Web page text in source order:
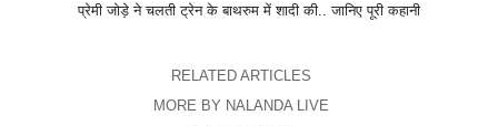
प्रेमी जोड़े ने चलती ट्रेन के बाथरुम में शादी की.. जानिए पूरी कहानी
RELATED ARTICLES
MORE BY NALANDA LIVE